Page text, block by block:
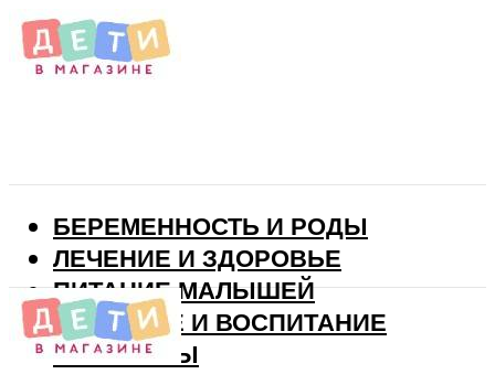
БЕРЕМЕННОСТЬ И РОДЫ
ЛЕЧЕНИЕ И ЗДОРОВЬЕ
ПИТАНИЕ МАЛЫШЕЙ
РАЗВИТИЕ И ВОСПИТАНИЕ
ВИТАМИНЫ